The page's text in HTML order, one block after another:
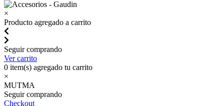
×
Producto agregado a carrito
Seguir comprando
Ver carrito
0 item(s) agregado tu carrito
×
MUTMA
Seguir comprando
Checkout